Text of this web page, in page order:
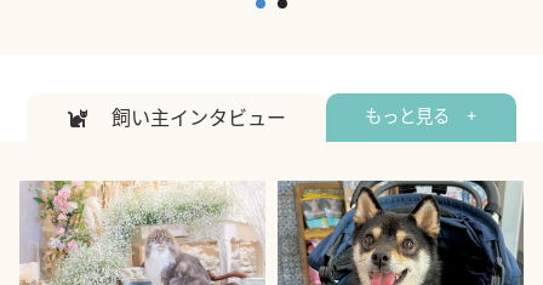
飼い主インタビュー もっと見る +